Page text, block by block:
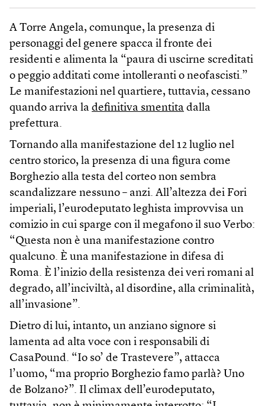
A Torre Angela, comunque, la presenza di
personaggi del genere spacca il fronte dei
residenti e alimenta la “paura di uscirne screditati
o peggio additati come intolleranti o neofascisti.”
Le manifestazioni nel quartiere, tuttavia, cessano
quando arriva la definitiva smentita dalla
prefettura.
Tornando alla manifestazione del 12 luglio nel
centro storico, la presenza di una figura come
Borghezio alla testa del corteo non sembra
scandalizzare nessuno – anzi. All’altezza dei Fori
imperiali, l’eurodeputato leghista improvvisa un
comizio in cui sparge con il megafono il suo Verbo:
“Questa non è una manifestazione contro
qualcuno. È una manifestazione in difesa di
Roma. È l’inizio della resistenza dei veri romani al
degrado, all’inciviltà, al disordine, alla criminalità,
all’invasione”.
Dietro di lui, intanto, un anziano signore si
lamenta ad alta voce con i responsabili di
CasaPound. “Io so’ de Trastevere”, attacca
l’uomo, “ma proprio Borghezio famo parlà? Uno
de Bolzano?”. Il climax dell’eurodeputato,